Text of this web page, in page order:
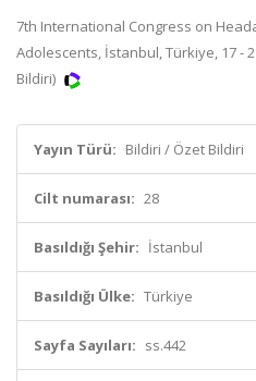
7th International Congress on
Adolescents, İstanbul, Türkiye, 17 -
Bildiri)
Yayın Türü: Bildiri / Özet Bildiri
Cilt numarası: 28
Basıldığı Şehir: İstanbul
Basıldığı Ülke: Türkiye
Sayfa Sayıları: ss.442